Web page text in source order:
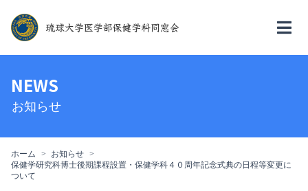
NEWS
お知らせ
ホーム
お知らせ
保健学研究科博士後期課程設置・保健学科４０周年記念式典の日程等変更に
ついて